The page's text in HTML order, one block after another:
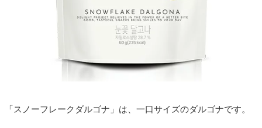
「スノーフレークダルゴナ」は、一口サイズのダルゴナです。